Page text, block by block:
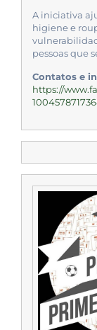
A iniciativa
higiene e
pessoas que
Contatos e
https://